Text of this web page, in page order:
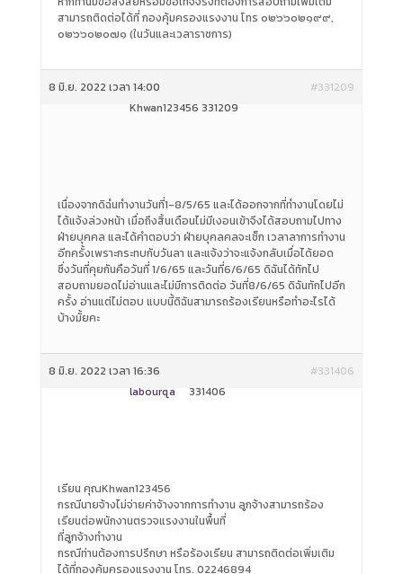
สามารถติดต่อได้ที่ กองคุ้มครองแรงงาน โทร ๐๒๖๖๐๒๑๙๙,
๐๒๖๖๐๒๐๗๑ (ในวันและเวลาราชการ)
8 มิ.ย. 2022 เวลา 14:00
#331209
Khwan123456 331209
เนื่องจากดิฉํนทำงานวันที่1-8/5/65 และได้ออกจากที่ทำงานโดยไม่
ได้แจ้งล่วงหน้า เมื่อถึงสิ้นเดือนไม่มีเงอนเข้าจึงได้สอบถามไปทาง
ฝ่ายบุคคล และได้คำตอบว่า ฝ่ายบุคลคลจะเช็ก เวลาลาการทำงาน
อีกครั้งเพราะกระทบกับวันลา และแจ้งว่าจะแจ้งกลับเมื่อได้ยอด
ซึ่งวันที่คุยกันคือวันที่ 1/6/65 และวันที่6/6/65 ดิฉันได้ทักไป
สอบถามยอดไม่อ่านและไม่มีการติดต่อ วันที่8/6/65 ดิฉันทักไปอีก
ครั้ง อ่านแต่ไม่ตอบ แบบนี้ดิฉันสามารถร้องเรียนหรือทำอะไรได้
บ้างมั้ยคะ
8 มิ.ย. 2022 เวลา 16:36
#331406
labourqa
331406
เรียน คุณKhwan123456
กรณีนายจ้างไม่จ่ายค่าจ้างจากการทำงาน ลูกจ้างสามารถร้อง
เรียนต่อพนักงานตรวจแรงงานในพื้นที่
ที่ลูกจ้างทำงาน
กรณีท่านต้องการปรึกษา หรือร้องเรียน สามารถติดต่อเพิ่มเติม
ได้ที่กองคุ้มครองแรงงาน โทร. 02246894